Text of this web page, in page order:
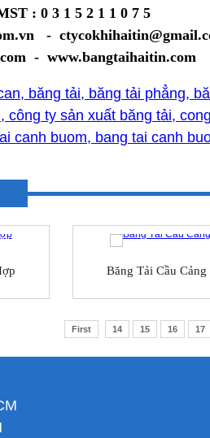
: 0 3 1 5 2 1 1 0 7 5
-
- www.bangtaihaitin.com
băng tải, băng tải phẳng,
công ty sản xuất băng tải,
canh buom, bang tai canh
Băng Tải Cầu
First 14 15 16 17